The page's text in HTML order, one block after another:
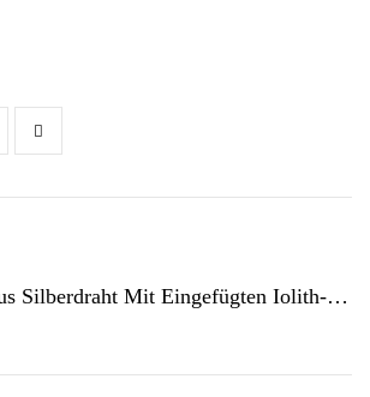
Ring Gehäkelt Aus Silberdraht Mit Eingefügten Iolith-Steinen